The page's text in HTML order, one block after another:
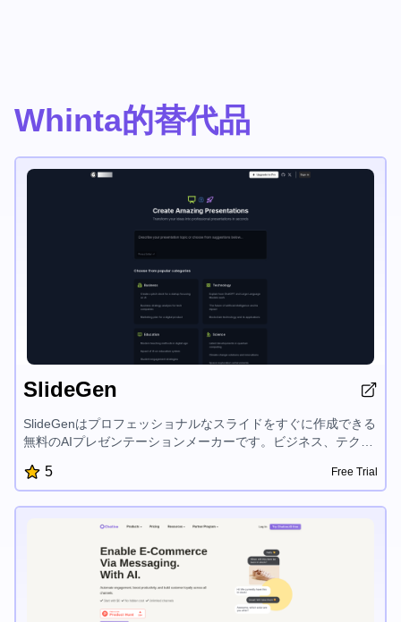
Whinta的替代品
SlideGen
SlideGenはプロフェッショナルなスライドをすぐに作成できる
無料のAIプレゼンテーションメーカーです。ビジネス、テクノ
を提供し、アイデアを魅力的なプレゼンテーションに簡単に変
換できます。
5 Free Trial